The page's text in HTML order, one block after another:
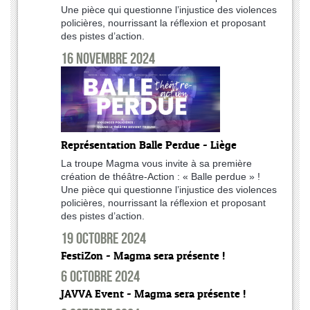
Une pièce qui questionne l’injustice des violences
policières, nourrissant la réflexion et proposant
des pistes d’action.
16 novembre 2024
Représentation Balle Perdue - Liège
La troupe Magma vous invite à sa première
création de théâtre-Action : « Balle perdue » !
Une pièce qui questionne l’injustice des violences
policières, nourrissant la réflexion et proposant
des pistes d’action.
19 octobre 2024
FestiZon - Magma sera présente !
6 octobre 2024
JAVVA Event - Magma sera présente !